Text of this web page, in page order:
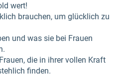
wert!
brauchen, um glücklich zu
und was sie bei Frauen
die in ihrer vollen Kraft
finden.